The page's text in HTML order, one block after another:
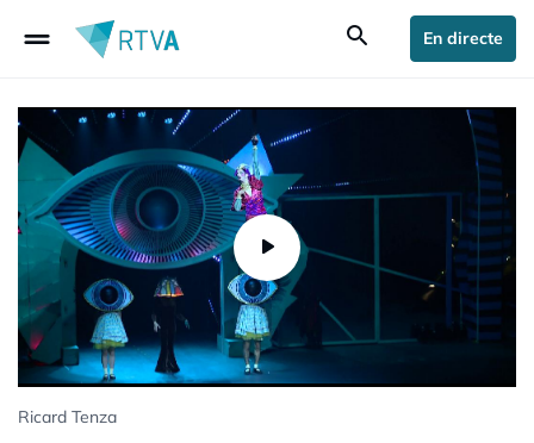
drag_handle search En directe
Ricard Tenza